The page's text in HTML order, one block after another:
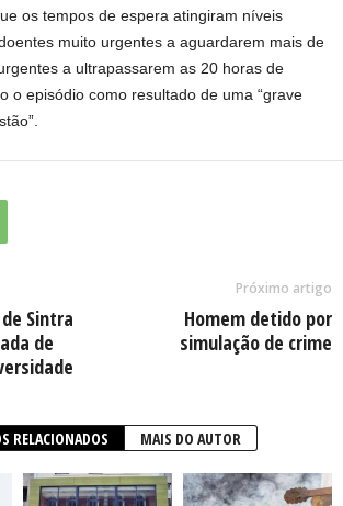
os tempos de espera atingiram níveis
muito urgentes a aguardarem mais de
a ultrapassarem as 20 horas de
o episódio como resultado de uma “grave
Sintra
de
Próximo artigo
Homem detido por
simulação de crime
RELACIONADOS MAIS DO AUTOR